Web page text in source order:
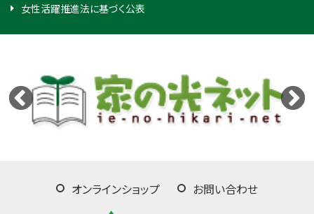
女性活躍推進法に基づく公表
オンラインショップ お問い合わせ